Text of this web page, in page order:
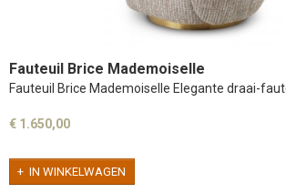
Fauteuil Brice Mademoiselle
Fauteuil Brice Mademoiselle Elegante draai-
€ 1.650,00
IN WINKELWAGEN